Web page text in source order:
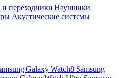
и переходники Наушники
Акустические системы
Galaxy Watch8 Samsung